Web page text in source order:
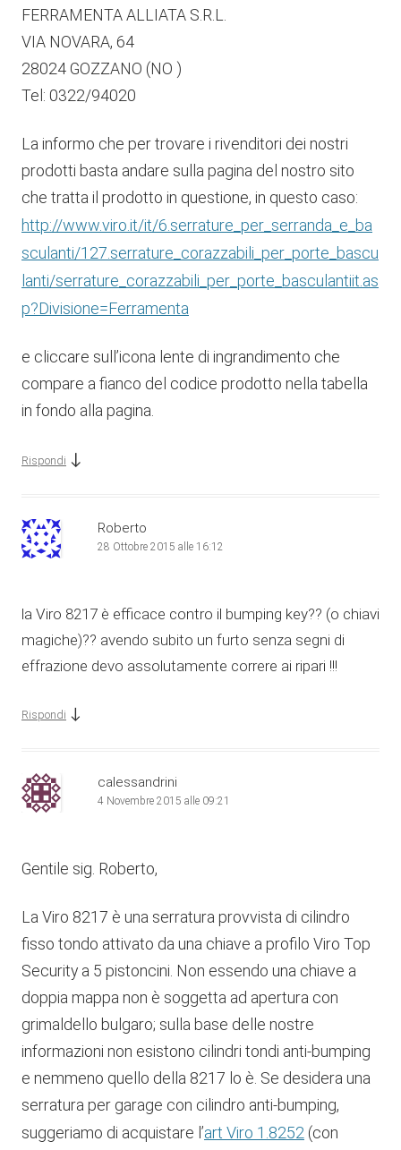
FERRAMENTA ALLIATA S.R.L.
VIA NOVARA, 64
28024 GOZZANO (NO )
Tel: 0322/94020
La informo che per trovare i rivenditori dei nostri
prodotti basta andare sulla pagina del nostro sito
che tratta il prodotto in questione, in questo caso:
http://www.viro.it/it/6.serrature_per_serranda_e_ba
sculanti/127.serrature_corazzabili_per_porte_bascu
lanti/serrature_corazzabili_per_porte_basculantiit.as
p?Divisione=Ferramenta
e cliccare sull’icona lente di ingrandimento che
compare a fianco del codice prodotto nella tabella
in fondo alla pagina.
Rispondi ↓
Roberto
28 Ottobre 2015 alle 16:12
la Viro 8217 è efficace contro il bumping key?? (o chiavi
magiche)?? avendo subito un furto senza segni di
effrazione devo assolutamente correre ai ripari !!!
Rispondi ↓
calessandrini
4 Novembre 2015 alle 09:21
Gentile sig. Roberto,
La Viro 8217 è una serratura provvista di cilindro
fisso tondo attivato da una chiave a profilo Viro Top
Security a 5 pistoncini. Non essendo una chiave a
doppia mappa non è soggetta ad apertura con
grimaldello bulgaro; sulla base delle nostre
informazioni non esistono cilindri tondi anti-bumping
e nemmeno quello della 8217 lo è. Se desidera una
serratura per garage con cilindro anti-bumping,
suggeriamo di acquistare l’art Viro 1.8252 (con